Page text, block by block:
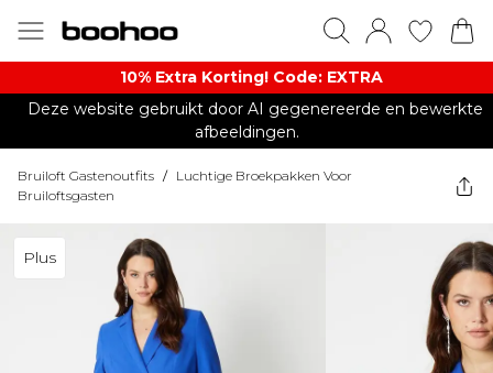
10% Extra Korting! Code: EXTRA​
Deze website gebruikt door AI gegenereerde en bewerkte
afbeeldingen.
Bruiloft Gastenoutfits / Luchtige Broekpakken Voor
Bruiloftsgasten
Plus